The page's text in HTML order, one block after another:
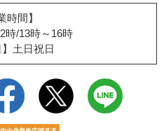
時間】
時/13時～16時
】土日祝日